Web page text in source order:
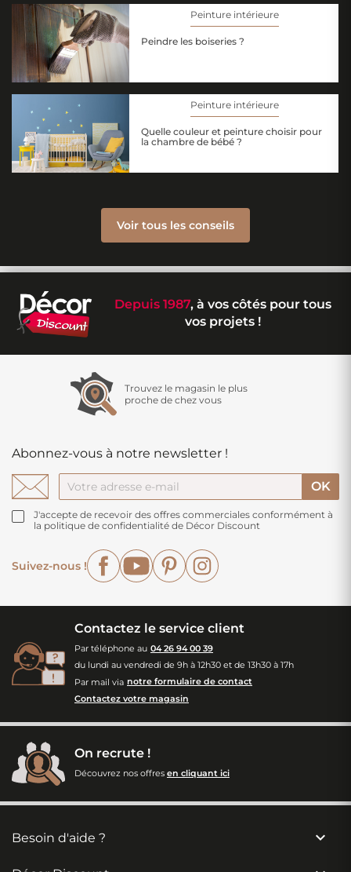
Peinture intérieure
Peindre les boiseries ?
Peinture intérieure
Quelle couleur et peinture choisir pour
la chambre de bébé ?
Voir tous les conseils
Depuis 1987, à vos côtés pour tous
vos projets !
Trouvez le magasin le plus
proche de chez vous
Abonnez-vous à notre newsletter !
J'accepte de recevoir des offres commerciales conformément à
la politique de confidentialité de Décor Discount
Suivez-nous !
FacebookYouTubePinterest
Contactez le service client
Par téléphone au 04 26 94 00 39
du lundi au vendredi de 9h à 12h30 et de 13h30 à 17h
Par mail via notre formulaire de contact
Contactez votre magasin
On recrute !
Découvrez nos offres en cliquant ici
Besoin d'aide ? 